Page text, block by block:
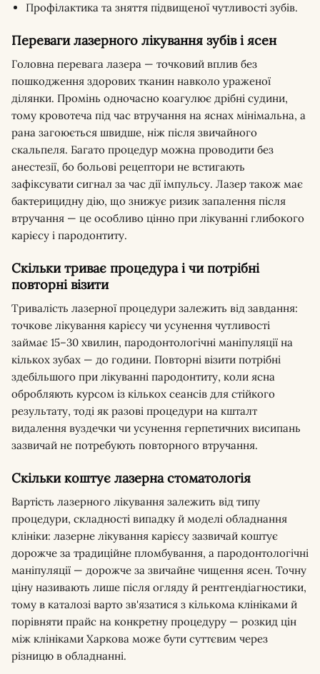
Профілактика та зняття підвищеної чутливості зубів.
Переваги лазерного лікування зубів і ясен
Головна перевага лазера — точковий вплив без
пошкодження здорових тканин навколо ураженої
ділянки. Промінь одночасно коагулює дрібні судини,
тому кровотеча під час втручання на яснах мінімальна, а
рана загоюється швидше, ніж після звичайного
скальпеля. Багато процедур можна проводити без
анестезії, бо больові рецептори не встигають
зафіксувати сигнал за час дії імпульсу. Лазер також має
бактерицидну дію, що знижує ризик запалення після
втручання — це особливо цінно при лікуванні глибокого
карієсу і пародонтиту.
Скільки триває процедура і чи потрібні
повторні візити
Тривалість лазерної процедури залежить від завдання:
точкове лікування карієсу чи усунення чутливості
займає 15–30 хвилин, пародонтологічні маніпуляції на
кількох зубах — до години. Повторні візити потрібні
здебільшого при лікуванні пародонтиту, коли ясна
обробляють курсом із кількох сеансів для стійкого
результату, тоді як разові процедури на кшталт
видалення вуздечки чи усунення герпетичних висипань
зазвичай не потребують повторного втручання.
Скільки коштує лазерна стоматологія
Вартість лазерного лікування залежить від типу
процедури, складності випадку й моделі обладнання
клініки: лазерне лікування карієсу зазвичай коштує
дорожче за традиційне пломбування, а пародонтологічні
маніпуляції — дорожче за звичайне чищення ясен. Точну
ціну називають лише після огляду й рентгендіагностики,
тому в каталозі варто зв'язатися з кількома клініками й
порівняти прайс на конкретну процедуру — розкид цін
між клініками Харкова може бути суттєвим через
різницю в обладнанні.